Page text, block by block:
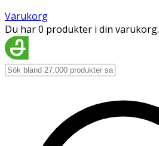
Varukorg
Du har 0 produkter i din varukorg.